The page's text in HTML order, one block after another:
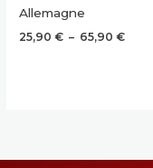
Allemagne
25,90€ – 65,90€Plage